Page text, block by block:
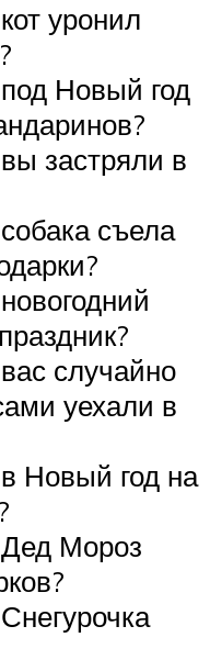
уронил
Новый год
застряли в
съела
случайно
уехали в
Новый год на
Мороз